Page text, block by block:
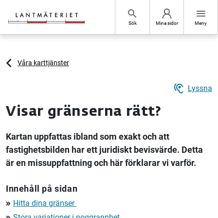
search
Sök Mina sidor
menu
Meny
Våra karttjänster
hearing Lyssna
Visar gränserna rätt?
Kartan uppfattas ibland som exakt och att
fastighetsbilden har ett juridiskt bevisvärde. Detta
är en missuppfattning och här förklarar vi varför.
Innehåll på sidan
double_arrow Hitta dina gränser